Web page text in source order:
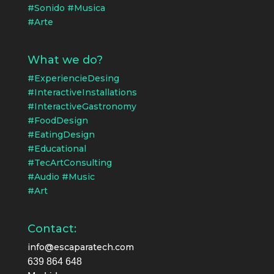
#Sonido #Musica
#Arte
What we do?
#ExperiencieDesing
#InteractiveInstallations
#InteractiveGastronomy
#FoodDesign
#EatingDesign
#Educational
#TecArtConsulting
#Audio #Music
#Art
Contact:
info@escaparatech.com
639 864 648